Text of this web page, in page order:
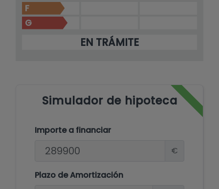
F
G
EN TRÁMITE
Simulador de hipoteca
Importe a financiar
€
Plazo de Amortización